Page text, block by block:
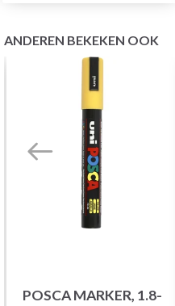
ANDEREN BEKEKEN OOK
POSCA MARKER, 1.8-